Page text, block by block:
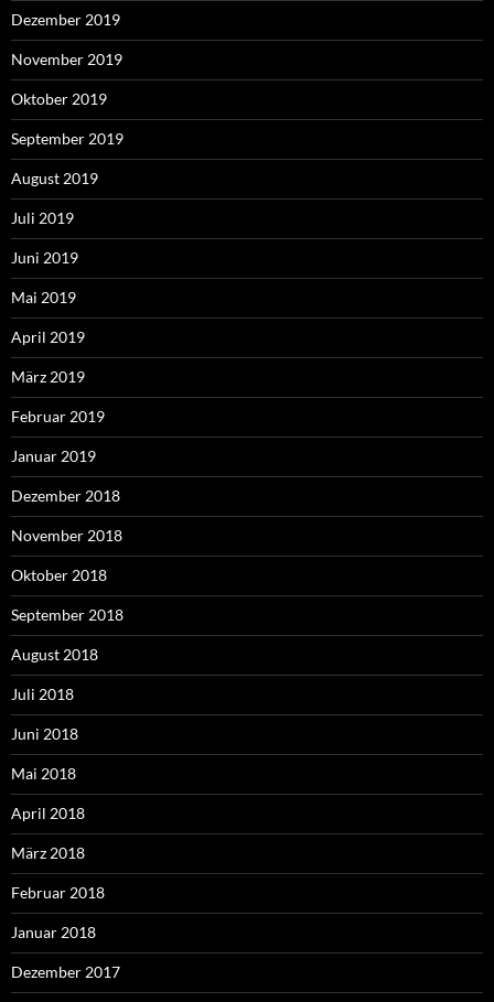
Dezember 2019
November 2019
Oktober 2019
September 2019
August 2019
Juli 2019
Juni 2019
Mai 2019
April 2019
März 2019
Februar 2019
Januar 2019
Dezember 2018
November 2018
Oktober 2018
September 2018
August 2018
Juli 2018
Juni 2018
Mai 2018
April 2018
März 2018
Februar 2018
Januar 2018
Dezember 2017